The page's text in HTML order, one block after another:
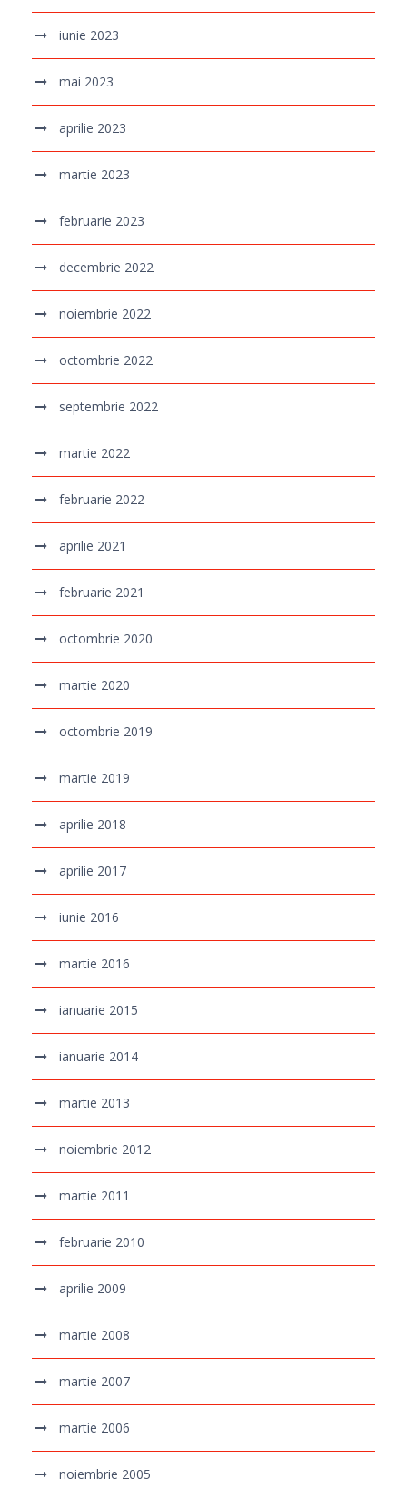
iunie 2023
mai 2023
aprilie 2023
martie 2023
februarie 2023
decembrie 2022
noiembrie 2022
octombrie 2022
septembrie 2022
martie 2022
februarie 2022
aprilie 2021
februarie 2021
octombrie 2020
martie 2020
octombrie 2019
martie 2019
aprilie 2018
aprilie 2017
iunie 2016
martie 2016
ianuarie 2015
ianuarie 2014
martie 2013
noiembrie 2012
martie 2011
februarie 2010
aprilie 2009
martie 2008
martie 2007
martie 2006
noiembrie 2005